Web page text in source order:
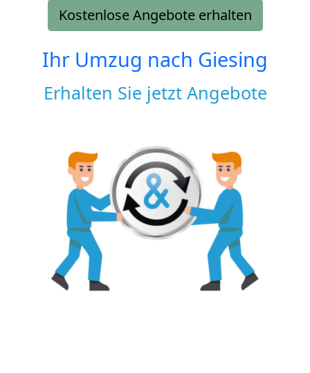
Kostenlose Angebote erhalten
Ihr Umzug nach Giesing
Erhalten Sie jetzt Angebote